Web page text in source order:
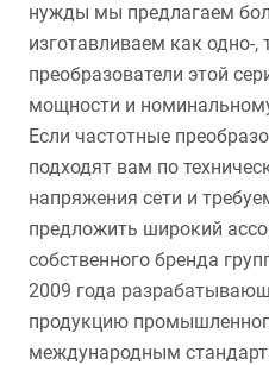
нужды мы предлагаем
изготавливаем как одно-,
преобразователи этой
мощности и
Если частотные
подходят вам по
напряжения сети и
предложить широкий
собственного бренда
2009 года
продукцию
международным